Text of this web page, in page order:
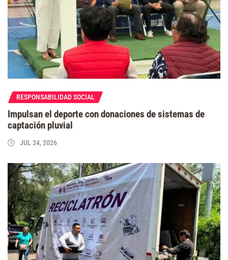
RESPONSABILIDAD SOCIAL
Impulsan el deporte con donaciones de sistemas de
captación pluvial
JUL 24, 2026